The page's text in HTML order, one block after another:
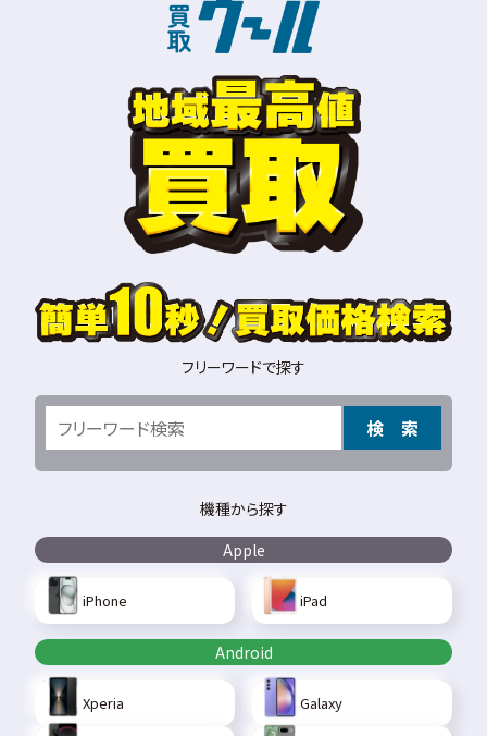
フリーワードで探す
検 索
機種から探す
Apple
iPhone iPad
Android
Xperia Galaxy